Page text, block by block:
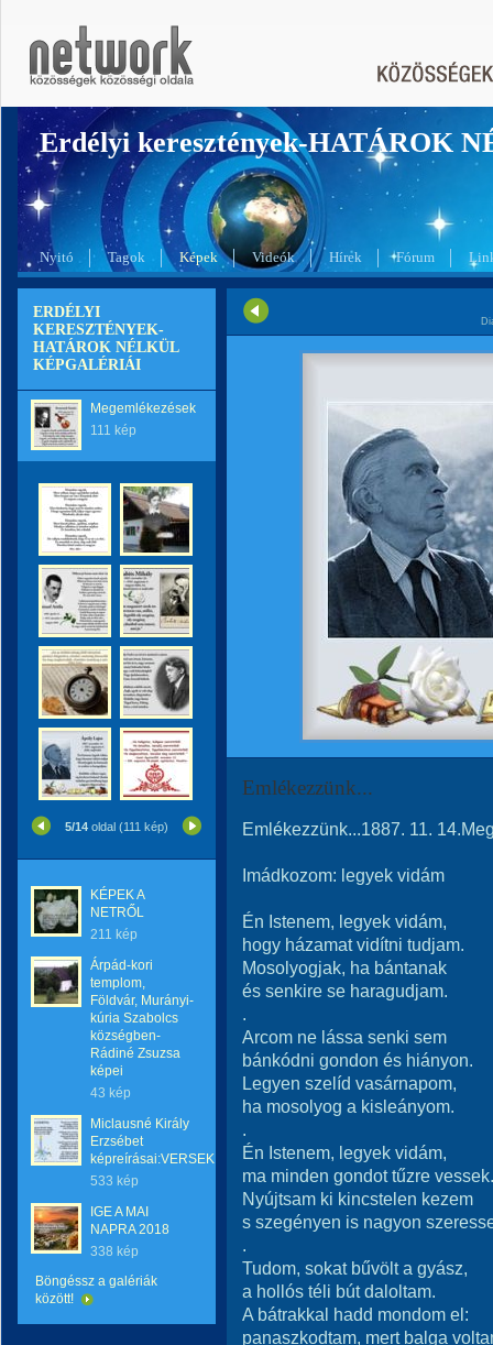
Erdélyi keresztények-HATÁROK
Nyitó Tagok Képek Videók Hírek Fórum
ERDÉLYI
KERESZTÉNYEK-
HATÁROK NÉLKÜL
KÉPGALÉRIÁI
Megemlékezések
111 kép
5/14 oldal (111 kép)
KÉPEK A
NETRŐL
211 kép
Árpád-kori
templom,
Földvár, Murányi-
kúria Szabolcs
községben-
Rádiné Zsuzsa
képei
43 kép
Miclausné Király
Erzsébet
képreírásai:VERSEK
533 kép
IGE A MAI
NAPRA 2018
338 kép
Böngéssz a galériák
között!
Emlékezzünk...
Emlékezzünk...1887. 11.
Imádkozom: legyek vidám
Én Istenem, legyek vidám,
hogy házamat vidítni tudjam.
Mosolyogjak, ha bántanak
és senkire se haragudjam.
.
Arcom ne lássa senki sem
bánkódni gondon és hiányon.
Legyen szelíd vasárnapom,
ha mosolyog a kisleányom.
.
Én Istenem, legyek vidám,
ma minden gondot tűzre vessek.
Nyújtsam ki kincstelen kezem
s szegényen is nagyon
.
Tudom, sokat bűvölt a gyász,
a hollós téli bút daloltam.
A bátrakkal hadd mondom el:
panaszkodtam, mert balga